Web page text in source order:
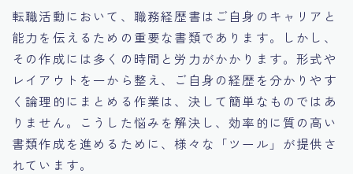
転職活動において、職務経歴書はご自身のキャリアと
能力を伝えるための重要な書類であります。しかし、
その作成には多くの時間と労力がかかります。形式や
レイアウトを一から整え、ご自身の経歴を分かりやす
く論理的にまとめる作業は、決して簡単なものではあ
りません。こうした悩みを解決し、効率的に質の高い
書類作成を進めるために、様々な「ツール」が提供さ
れています。